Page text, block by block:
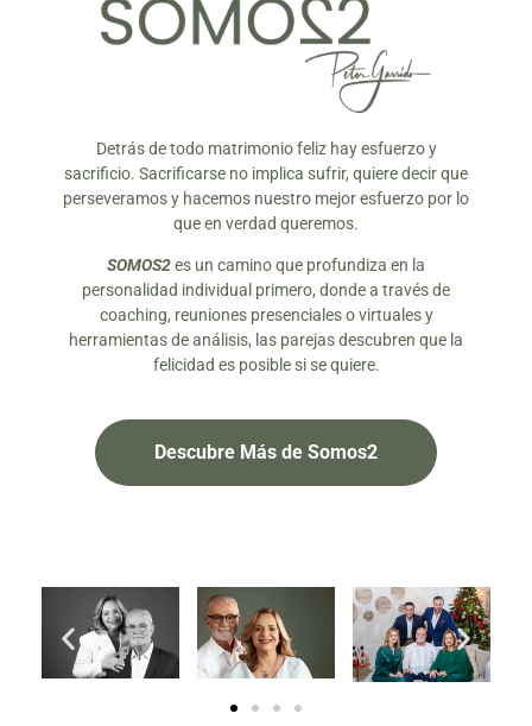
Detrás de todo matrimonio feliz hay esfuerzo y
sacrificio. Sacrificarse no implica sufrir, quiere decir que
perseveramos y hacemos nuestro mejor esfuerzo por lo
que en verdad queremos.
SOMOS2es un camino que profundiza en la
personalidad individual primero, donde a través de
coaching, reuniones presenciales o virtuales y
herramientas de análisis, las parejas descubren que la
felicidad es posible si se quiere.
Descubre Más de Somos2